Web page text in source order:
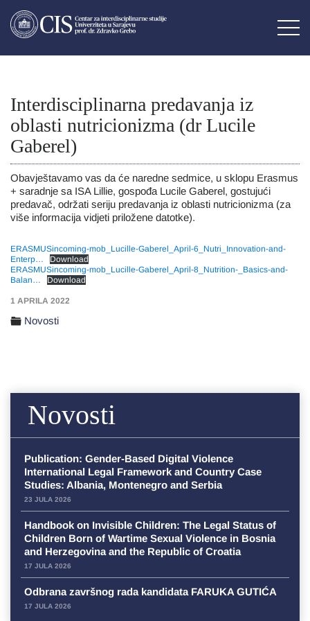
Interdisciplinarna predavanja iz
oblasti nutricionizma (dr Lucile
Gaberel)
Obavještavamo vas da će naredne sedmice, u sklopu Erasmus
+ saradnje sa ISA Lillie, gospođa Lucile Gaberel, gostujući
predavač, održati seriju predavanja iz oblasti nutricionizma (za
više informacija vidjeti priložene datotke).
ERASMUSincoming-mob_Lucille-Gaberel_April-6_Nutri_Innovation-and-
Enterp…
Download
ERASMUSincoming-mob_Lucille-Gaberel_April-8_Nutrition-_Basics-and-
Balan…
Download
1 APRILA 2022
Novosti
Novosti
Publication: Gender-Based Digital Violence
International Legal Framework and Country Case
Studies: Albania, Montenegro and Serbia
23 JULA 2026
Handbook on Invisible Children: The Legal Status of
Children Born of Wartime Sexual Violence in Bosnia
and Herzegovina and the Republic of Croatia
17 JULA 2026
Odbrana završnog rada kandidata FARUKA GUTIĆA
17 JULA 2026